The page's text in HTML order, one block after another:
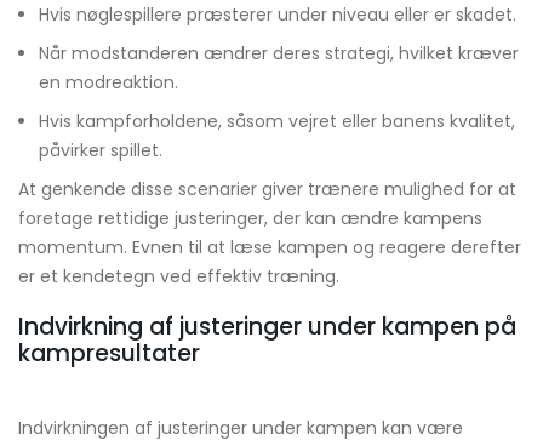
Hvis nøglespillere præsterer under niveau eller er skadet.
Når modstanderen ændrer deres strategi, hvilket kræver
en modreaktion.
Hvis kampforholdene, såsom vejret eller banens kvalitet,
påvirker spillet.
At genkende disse scenarier giver trænere mulighed for at
foretage rettidige justeringer, der kan ændre kampens
momentum. Evnen til at læse kampen og reagere derefter
er et kendetegn ved effektiv træning.
Indvirkning af justeringer under kampen på
kampresultater
Indvirkningen af justeringer under kampen kan være